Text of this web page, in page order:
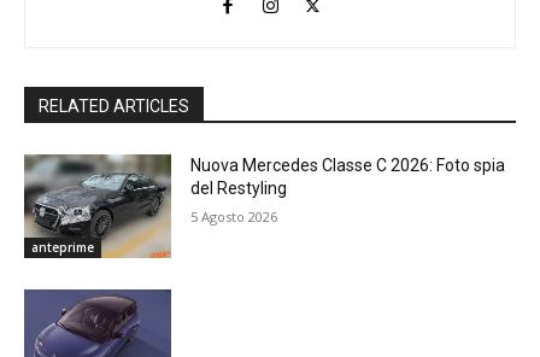
RELATED ARTICLES
anteprime
Nuova Mercedes Classe C 2026: Foto spia
del Restyling
5 Agosto 2026